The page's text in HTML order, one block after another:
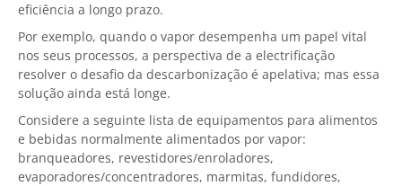
eficiência a longo prazo.
Por exemplo, quando o vapor desempenha um papel vital
nos seus processos, a perspectiva de a electrificação
resolver o desafio da descarbonização é apelativa; mas essa
solução ainda está longe.
Considere a seguinte lista de equipamentos para alimentos
e bebidas normalmente alimentados por vapor:
branqueadores, revestidores/enroladores,
evaporadores/concentradores, marmitas, fundidores,